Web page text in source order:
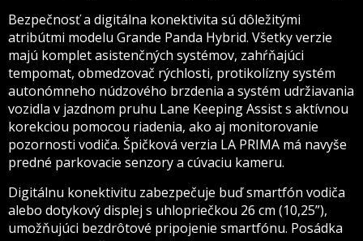
Bezpečnosť a digitálna konektivita sú dôležitými
atribútmi modelu Grande Panda Hybrid. Všetky verzie
majú komplet asistenčných systémov, zahŕňajúci
tempomat, obmedzovač rýchlosti, protikolízny systém
autonómneho núdzového brzdenia a systém udržiavania
vozidla v jazdnom pruhu Lane Keeping Assist s aktívnou
korekciou pomocou riadenia, ako aj monitorovanie
pozornosti vodiča. Špičková verzia LA PRIMA má navyše
predné parkovacie senzory a cúvaciu kameru.
Digitálnu konektivitu zabezpečuje buď smartfón vodiča
alebo dotykový displej s uhlopriečkou 26 cm (10,25”),
umožňujúci bezdrôtové pripojenie smartfónu. Posádka